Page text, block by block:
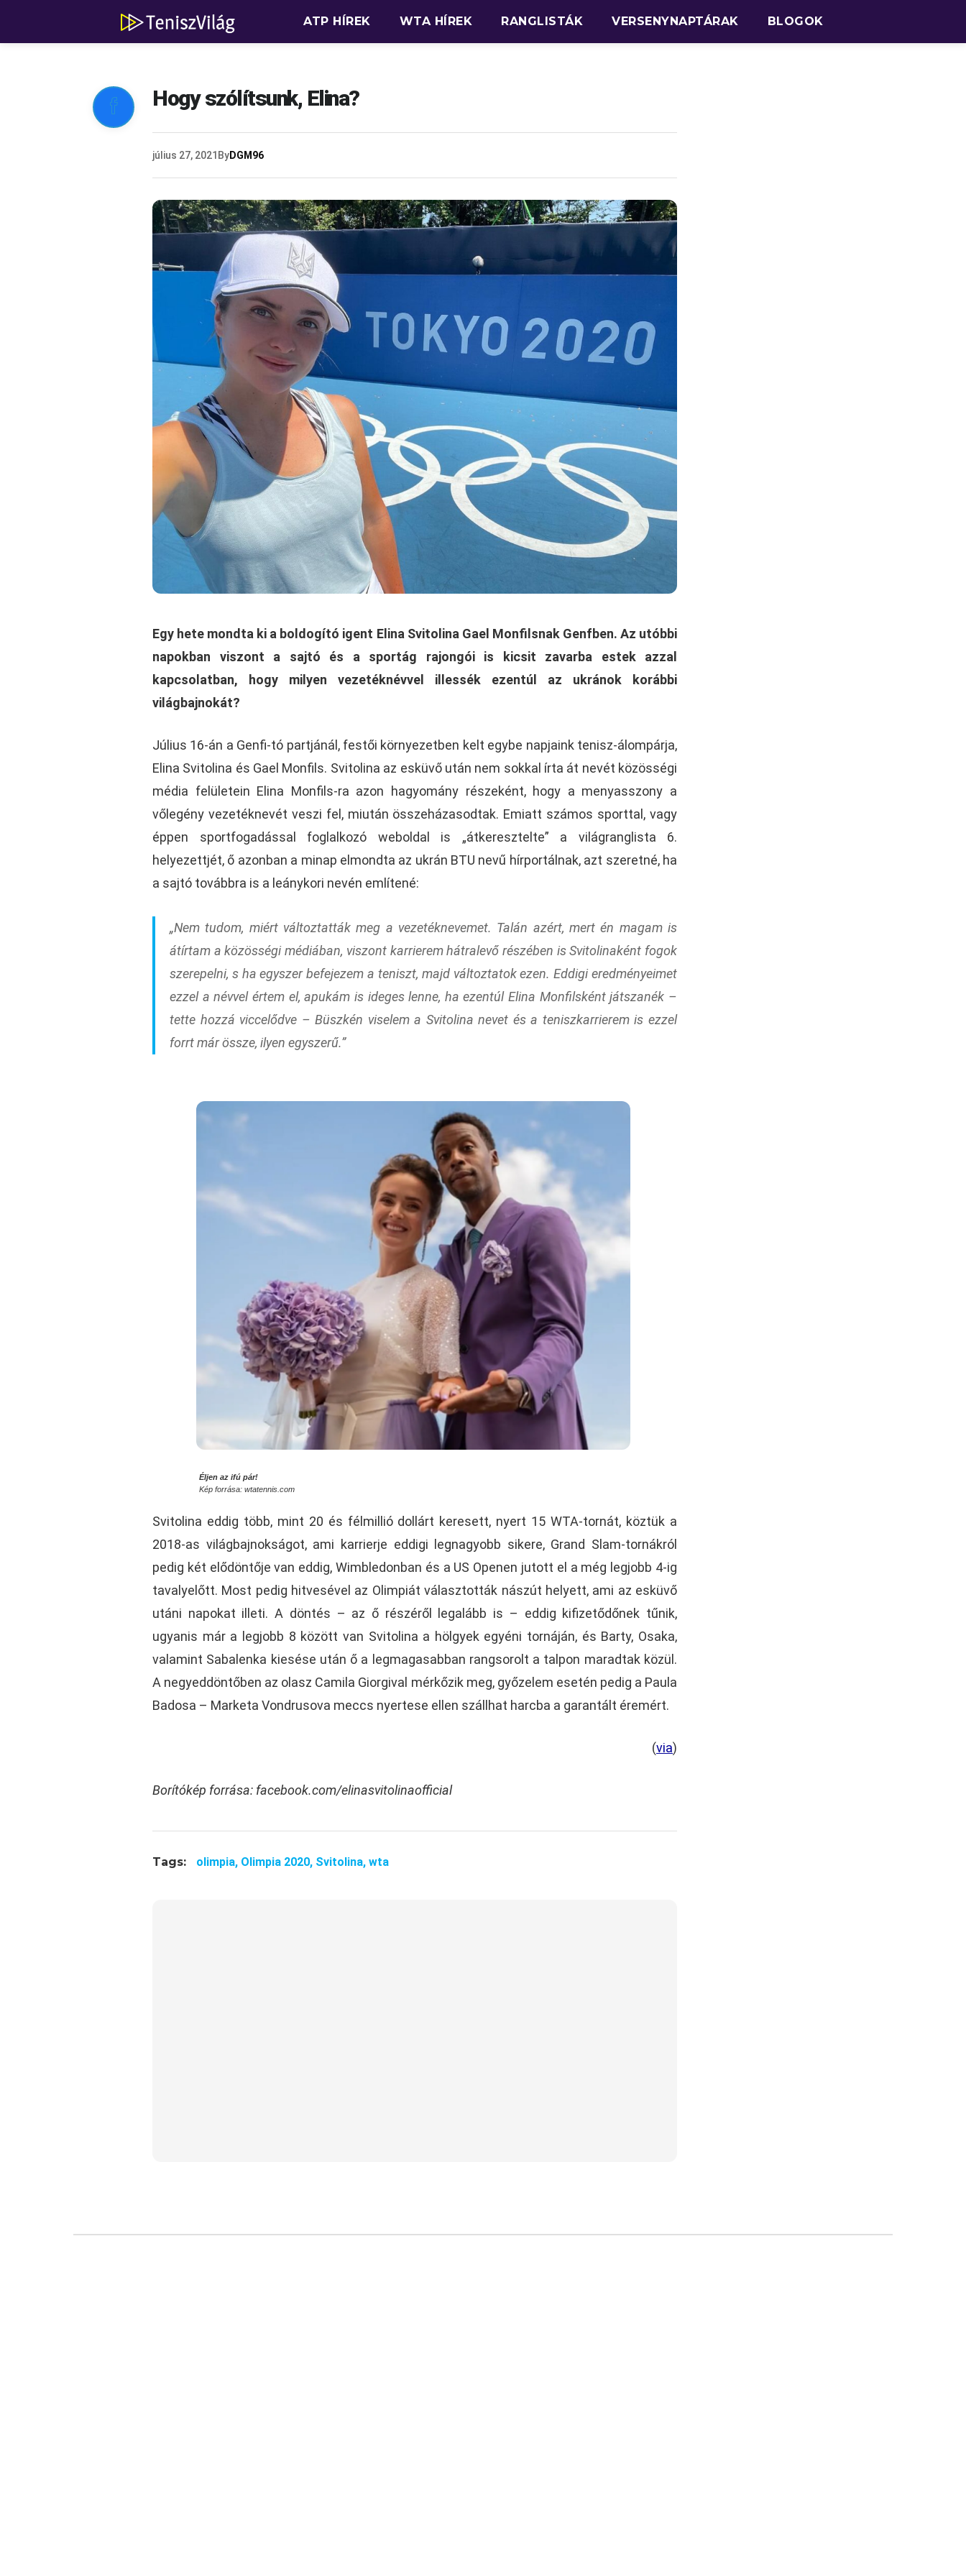
ATP HÍREK WTA HÍREK RANGLISTÁK VERSENYNAPTÁRAK BLOGOK
 Hogy szólítsunk, Elina?
július 27, 2021 ByDGM96
Egy hete mondta ki a boldogító igent Elina Svitolina Gael Monfilsnak Genfben. Az utóbbi
napokban viszont a sajtó és a sportág rajongói is kicsit zavarba estek azzal
kapcsolatban, hogy milyen vezetéknévvel illessék ezentúl az ukránok korábbi
világbajnokát?
Július 16-án a Genfi-tó partjánál, festői környezetben kelt egybe napjaink tenisz-álompárja,
Elina Svitolina és Gael Monfils. Svitolina az esküvő után nem sokkal írta át nevét közösségi
média felületein Elina Monfils-ra azon hagyomány részeként, hogy a menyasszony a
vőlegény vezetéknevét veszi fel, miután összeházasodtak. Emiatt számos sporttal, vagy
éppen sportfogadással foglalkozó weboldal is „átkeresztelte” a világranglista 6.
helyezettjét, ő azonban a minap elmondta az ukrán BTU nevű hírportálnak, azt szeretné, ha
a sajtó továbbra is a leánykori nevén említené:
„Nem tudom, miért változtatták meg a vezetéknevemet. Talán azért, mert én magam is
átírtam a közösségi médiában, viszont karrierem hátralevő részében is Svitolinaként fogok
szerepelni, s ha egyszer befejezem a teniszt, majd változtatok ezen. Eddigi eredményeimet
ezzel a névvel értem el, apukám is ideges lenne, ha ezentúl Elina Monfilsként játszanék –
tette hozzá viccelődve –Büszkén viselem a Svitolina nevet és a teniszkarrierem is ezzel
forrt már össze, ilyen egyszerű.”
Éljen az ifú pár!
Kép forrása: wtatennis.com
Svitolina eddig több, mint 20 és félmillió dollárt keresett, nyert 15 WTA-tornát, köztük a
2018-as világbajnokságot, ami karrierje eddigi legnagyobb sikere, Grand Slam-tornákról
pedig két elődöntője van eddig, Wimbledonban és a US Openen jutott el a még legjobb 4-ig
tavalyelőtt. Most pedig hitvesével az Olimpiát választották nászút helyett, ami az esküvő
utáni napokat illeti. A döntés – az ő részéről legalább is – eddig kifizetődőnek tűnik,
ugyanis már a legjobb 8 között van Svitolina a hölgyek egyéni tornáján, és Barty, Osaka,
valamint Sabalenka kiesése után ő a legmagasabban rangsorolt a talpon maradtak közül.
A negyeddöntőben az olasz Camila Giorgival mérkőzik meg, győzelem esetén pedig a Paula
Badosa – Marketa Vondrusova meccs nyertese ellen szállhat harcba a garantált éremért.
(via)
Borítókép forrása: facebook.com/elinasvitolinaofficial
Tags: olimpia, Olimpia 2020, Svitolina, wta